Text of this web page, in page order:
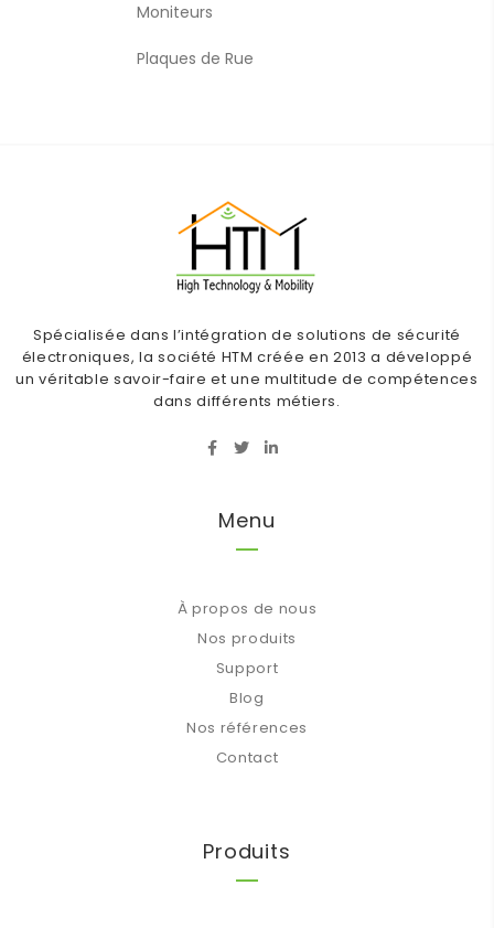
Moniteurs
Plaques de Rue
Spécialisée dans l’intégration de solutions de sécurité
électroniques, la société HTM créée en 2013 a développé
un véritable savoir-faire et une multitude de compétences
dans différents métiers.
Menu
À propos de nous
Nos produits
Support
Blog
Nos références
Contact
Produits